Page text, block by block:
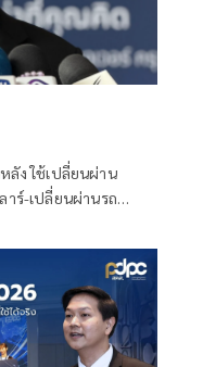
ลัง ใช้เปลี่ยนผ่าน
าร์-เปลี่ยนผ่านรถ
ทยช่วยไทยพลัส เฟส 2
ะพยายาม